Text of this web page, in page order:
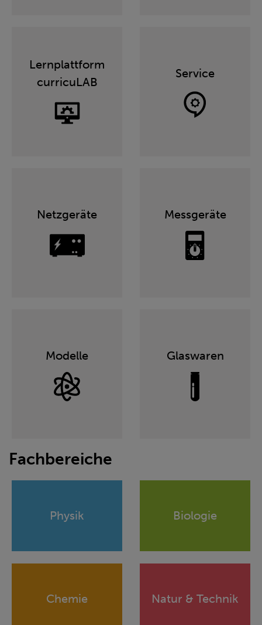
Lernplattform
curricuLAB
Service
Netzgeräte Messgeräte
Modelle Glaswaren
Fachbereiche
Physik Biologie
Chemie Natur & Technik